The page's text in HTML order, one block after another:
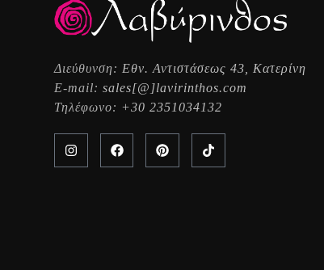
Διεύθυνση: Εθν. Αντιστάσεως 43, Κατερίνη
E-mail:sales[@]lavirinthos.com
Τηλέφωνο: +30 2351034132